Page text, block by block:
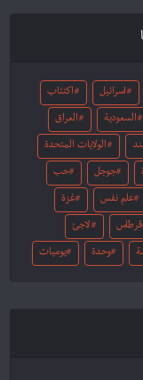
اسرائيل اكتئاب
السعودية العراق
الولايات المتحدة
جوجل حب
علم نفس غزة
قرطاس لاجئ
وحدة يوميات